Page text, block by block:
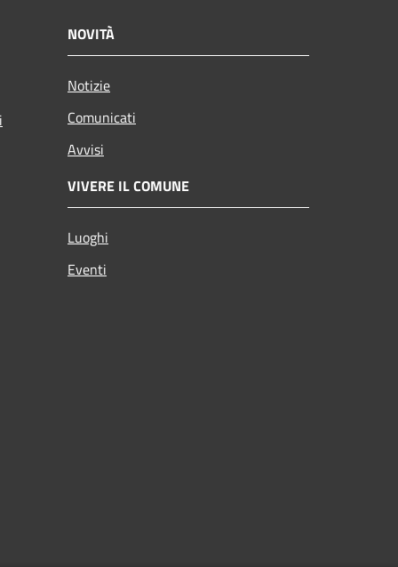
NOVITÀ
Notizie
Comunicati
Avvisi
VIVERE IL COMUNE
Luoghi
Eventi